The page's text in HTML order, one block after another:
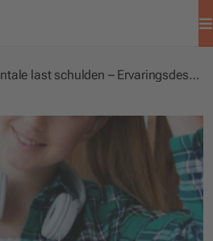
Mentale last schulden – Ervaringsdeskundigheid